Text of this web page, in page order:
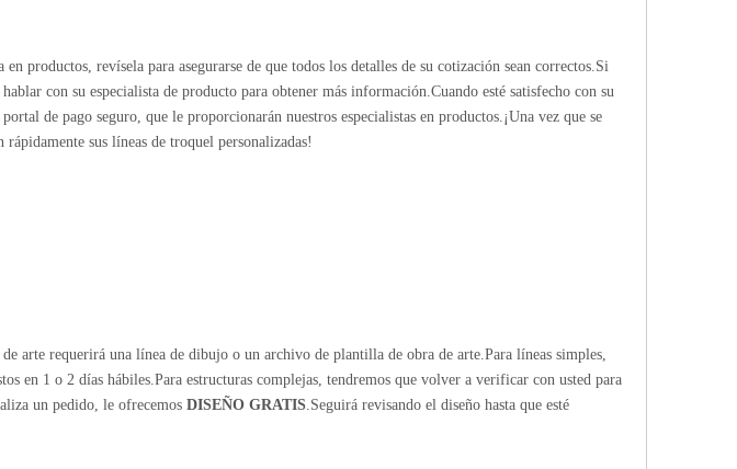
productos, revísela para asegurarse de que todos los detalles de su cotización sean correctos.Si
con su especialista de producto para obtener más información.Cuando esté satisfecho con su
de pago seguro, que le proporcionarán nuestros especialistas en productos.¡Una vez que se
sus líneas de troquel personalizadas!
arte requerirá una línea de dibujo o un archivo de plantilla de obra de arte.Para líneas simples,
en 1 o 2 días hábiles.Para estructuras complejas, tendremos que volver a verificar con usted para
un pedido, le ofrecemosDISEÑO GRATIS .Seguirá revisando el diseño hasta que esté